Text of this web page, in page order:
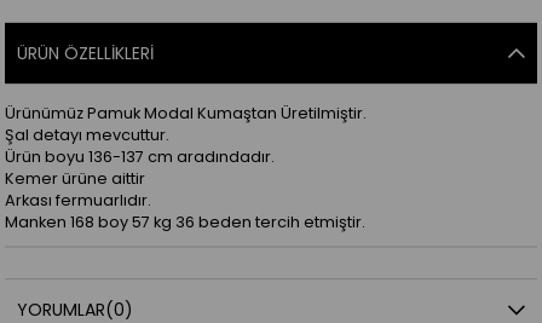
ÜRÜN ÖZELLIKLERI
Ürünümüz Pamuk Modal Kumaştan Üretilmiştir.
Şal detayı mevcuttur.
Ürün boyu 136-137 cm aradındadır.
Kemer ürüne aittir
Arkası fermuarlıdır.
Manken 168 boy 57 kg 36 beden tercih etmiştir.
YORUMLAR(0)